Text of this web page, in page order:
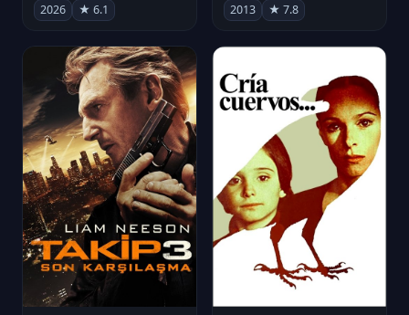
2026 ★ 6.1 2013 ★ 7.8